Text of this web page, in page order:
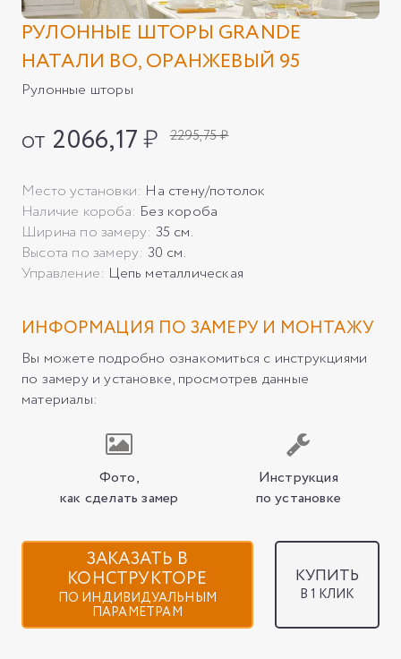
РУЛОННЫЕ ШТОРЫ GRANDE
НАТАЛИ ВО, ОРАНЖЕВЫЙ 95
Рулонные шторы
от 2066,17₽ 2295,75 ₽
Место установки: На стену/потолок
Наличие короба: Без короба
Ширина по замеру: 35 см.
Высота по замеру: 30 см.
Управление: Цепь металлическая
ИНФОРМАЦИЯ ПО ЗАМЕРУ И МОНТАЖУ
Вы можете подробно ознакомиться с инструкциями
по замеру и установке, просмотрев данные
материалы:
Фото,
как сделать замер
Инструкция
по установке
ЗАКАЗАТЬ В
КОНСТРУКТОРЕ
ПО ИНДИВИДУАЛЬНЫМ
ПАРАМЕТРАМ
КУПИТЬ
В 1 КЛИК